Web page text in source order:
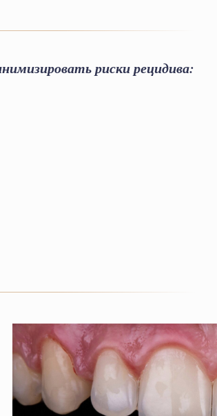
риски рецидива: